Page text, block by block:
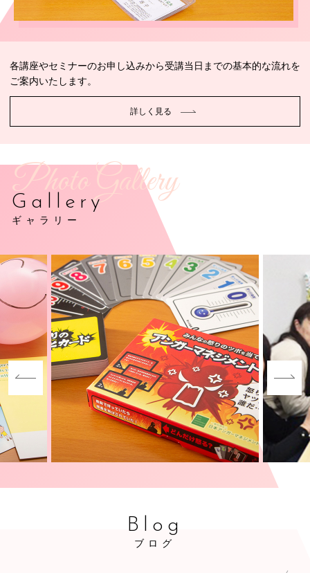
各講座やセミナーのお申し込みから受講当日までの基本的な流れを
ご案内いたします。
詳しく見る
Photo Gallery
Gallery
ギャラリー
Blog
ブログ